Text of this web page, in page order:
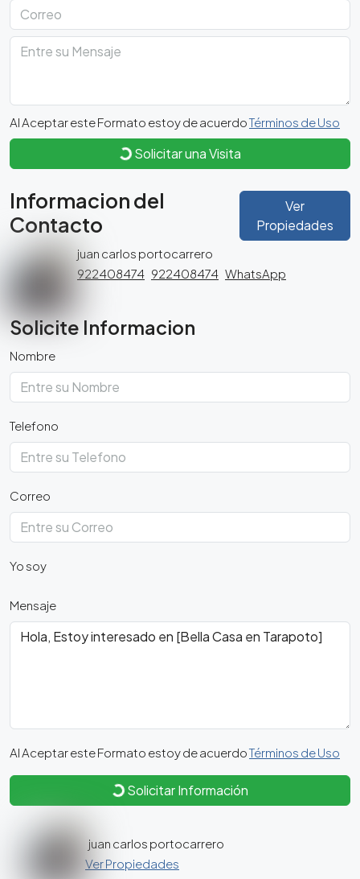
Al Aceptar este Formato estoy de acuerdoTérminos de Uso
Solicitar una Visita
Informacion del
Contacto
Ver
Propiedades
juan carlos portocarrero
922408474 922408474 WhatsApp
Solicite Informacion
Nombre
Telefono
Correo
Yo soy
Mensaje
Al Aceptar este Formato estoy de acuerdoTérminos de Uso
Solicitar Información
juan carlos portocarrero
Ver Propiedades